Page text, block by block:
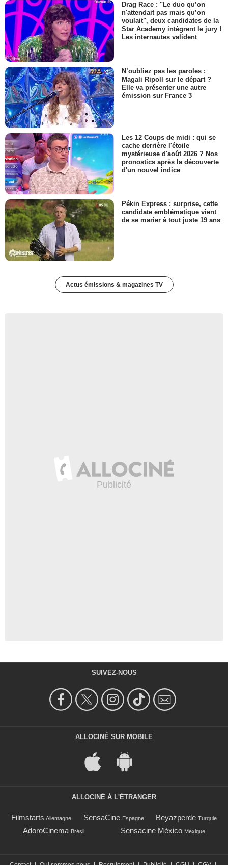
Drag Race : "Le duo qu’on
n'attendait pas mais qu’on
voulait", deux candidates de la
Star Academy intègrent le jury !
Les internautes valident
N’oubliez pas les paroles :
Magali Ripoll sur le départ ?
Elle va présenter une autre
émission sur France 3
Les 12 Coups de midi : qui se
cache derrière l'étoile
mystérieuse d'août 2026 ? Nos
pronostics après la découverte
d'un nouvel indice
Pékin Express : surprise, cette
candidate emblématique vient
de se marier à tout juste 19 ans
Actus émissions & magazines TV
SUIVEZ-NOUS
ALLOCINÉ SUR MOBILE
ALLOCINÉ À L'ÉTRANGER
Filmstarts Allemagne SensaCine Espagne Beyazperde Turquie
AdoroCinema Brésil Sensacine México Mexique